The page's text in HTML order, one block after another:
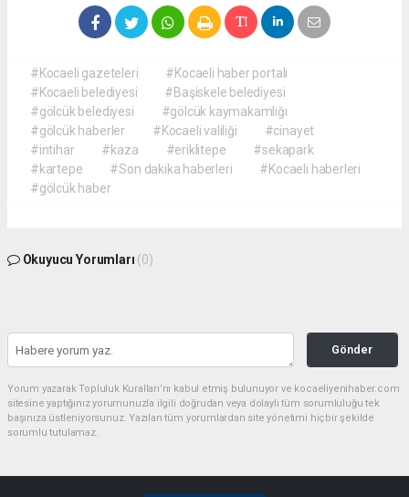
#Kocaeli gazeteleri
#Kocaeli haber portalı
#Kocaeli belediyesi
#Başiskele belediyesi
#gölcük belediyesi
#gölcük kaymakamlığı
#gölcük haberler
#Kocaeli valiliği
#cinayet
#intihar
#kaza #eriklitepe
#sekapark
#kartepe
#Son dakika haberleri
#Kocaeli haberleri
#gölcük haber
Okuyucu Yorumları (0)
Gönder
Yorum yazarak Topluluk Kuralları’nı kabul etmiş bulunuyor ve kocaeliyenihaber.com
sitesine yaptığınız yorumunuzla ilgili doğrudan veya dolaylı tüm sorumluluğu tek
başınıza üstleniyorsunuz. Yazılan tüm yorumlardan site yönetimi hiçbir şekilde
sorumlu tutulamaz.